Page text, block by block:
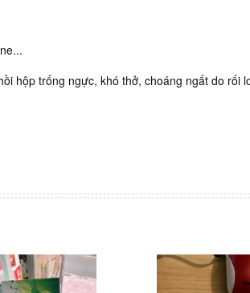
hộp trống ngực, khó thở, choáng ngất do rối